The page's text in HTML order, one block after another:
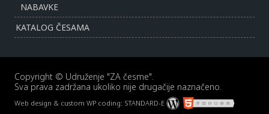
NABAVKE
KATALOG ČESAMA
Copyright © Udruženje "ZA česme".
Sva prava zadržana ukoliko nije drugačije naznačeno.
Web design & custom WP coding: STANDARD-E